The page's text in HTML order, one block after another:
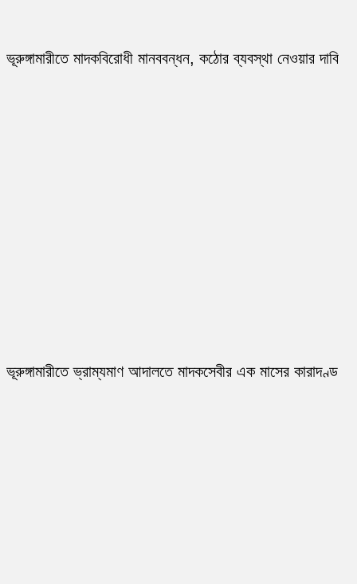
ভূরুঙ্গামারীতে মাদকবিরোধী মানববন্ধন, কঠোর ব্যবস্থা নেওয়ার দাবি
ভূরুঙ্গামারীতে ভ্রাম্যমাণ আদালতে মাদকসেবীর এক মাসের কারাদণ্ড